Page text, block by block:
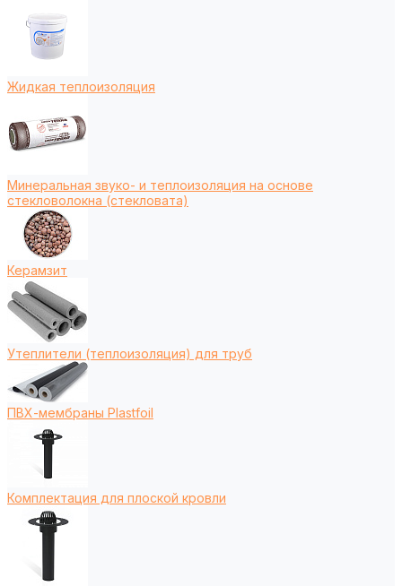
Жидкая теплоизоляция
Минеральная звуко- и теплоизоляция на основе
стекловолокна (стекловата)
Керамзит
Утеплители (теплоизоляция) для труб
ПВХ-мембраны Plastfoil
Комплектация для плоской кровли